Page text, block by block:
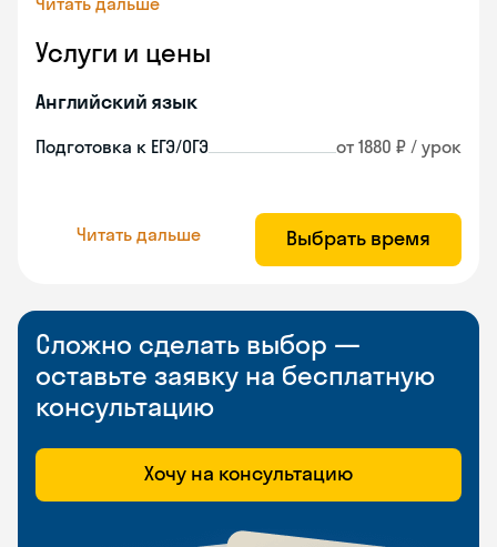
Услуги и цены
Английский язык
Подготовка к ЕГЭ/ОГЭ от 1880 ₽ / урок
Читать дальше Выбрать время
Сложно сделать выбор —
оставьте заявку на бесплатную
консультацию
Хочу на консультацию